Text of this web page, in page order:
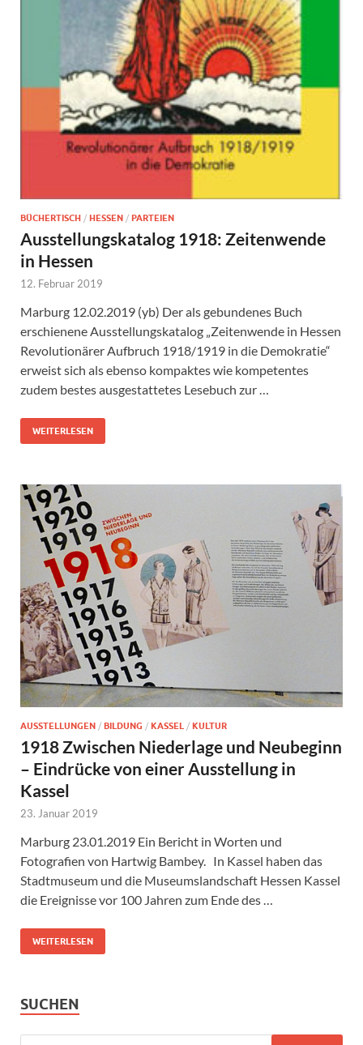
BÜCHERTISCH / HESSEN / PARTEIEN
Ausstellungskatalog 1918: Zeitenwende
in Hessen
12. Februar 2019
Marburg 12.02.2019 (yb) Der als gebundenes Buch
erschienene Ausstellungskatalog „Zeitenwende in Hessen
Revolutionärer Aufbruch 1918/1919 in die Demokratie“
erweist sich als ebenso kompaktes wie kompetentes
zudem bestes ausgestattetes Lesebuch zur …
WEITERLESEN
AUSSTELLUNGEN / BILDUNG / KASSEL / KULTUR
1918 Zwischen Niederlage und Neubeginn
– Eindrücke von einer Ausstellung in
Kassel
23. Januar 2019
Marburg 23.01.2019 Ein Bericht in Worten und
Fotografien von Hartwig Bambey. In Kassel haben das
Stadtmuseum und die Museumslandschaft Hessen Kassel
die Ereignisse vor 100 Jahren zum Ende des …
WEITERLESEN
SUCHEN